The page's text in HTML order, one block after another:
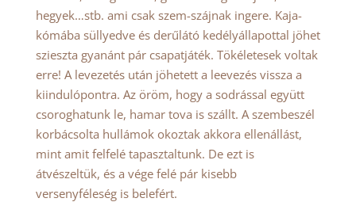
hegyek…stb. ami csak szem-szájnak ingere. Kaja-
kómába süllyedve és derűlátó kedélyállapottal jöhet
szieszta gyanánt pár csapatjáték. Tökéletesek voltak
erre! A levezetés után jöhetett a leevezés vissza a
kiindulópontra. Az öröm, hogy a sodrással együtt
csoroghatunk le, hamar tova is szállt. A szembeszél
korbácsolta hullámok okoztak akkora ellenállást,
mint amit felfelé tapasztaltunk. De ezt is
átvészeltük, és a vége felé pár kisebb
versenyféleség is belefért.